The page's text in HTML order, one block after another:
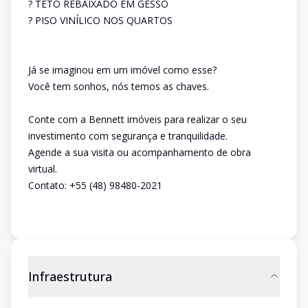
? TETO REBAIXADO EM GESSO
? PISO VINÍLICO NOS QUARTOS
Já se imaginou em um imóvel como esse?
Você tem sonhos, nós temos as chaves.
Conte com a Bennett imóveis para realizar o seu
investimento com segurança e tranquilidade.
Agende a sua visita ou acompanhamento de obra
virtual.
Contato: +55 (48) 98480-2021
Infraestrutura